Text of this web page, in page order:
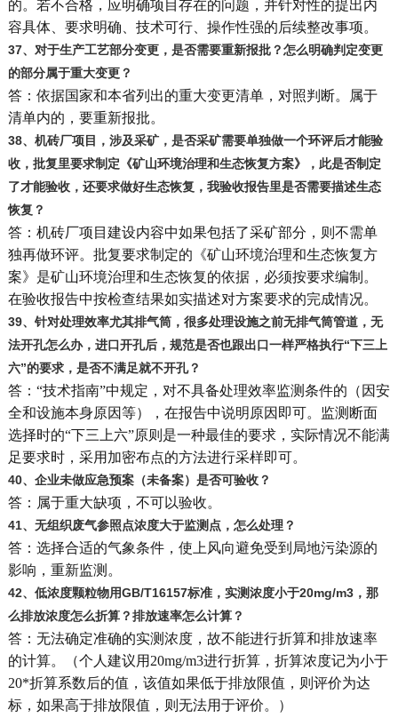
的。若不合格，应明确项目存在的问题，并针对性的提出内
容具体、要求明确、技术可行、操作性强的后续整改事项。
37、对于生产工艺部分变更，是否需要重新报批？怎么明确判定变更
的部分属于重大变更？
答：依据国家和本省列出的重大变更清单，对照判断。属于
清单内的，要重新报批。
38、机砖厂项目，涉及采矿，是否采矿需要单独做一个环评后才能验
收，批复里要求制定《矿山环境治理和生态恢复方案》，此是否制定
了才能验收，还要求做好生态恢复，我验收报告里是否需要描述生态
恢复？
答：机砖厂项目建设内容中如果包括了采矿部分，则不需单
独再做环评。批复要求制定的《矿山环境治理和生态恢复方
案》是矿山环境治理和生态恢复的依据，必须按要求编制。
在验收报告中按检查结果如实描述对方案要求的完成情况。
39、针对处理效率尤其排气筒，很多处理设施之前无排气筒管道，无
法开孔怎么办，进口开孔后，规范是否也跟出口一样严格执行“下三上
六”的要求，是否不满足就不开孔？
答：“技术指南”中规定，对不具备处理效率监测条件的（因安
全和设施本身原因等），在报告中说明原因即可。监测断面
选择时的“下三上六”原则是一种最佳的要求，实际情况不能满
足要求时，采用加密布点的方法进行采样即可。
40、企业未做应急预案（未备案）是否可验收？
答：属于重大缺项，不可以验收。
41、无组织废气参照点浓度大于监测点，怎么处理？
答：选择合适的气象条件，使上风向避免受到局地污染源的
影响，重新监测。
42、低浓度颗粒物用GB/T16157标准，实测浓度小于20mg/m3，那
么排放浓度怎么折算？排放速率怎么计算？
答：无法确定准确的实测浓度，故不能进行折算和排放速率
的计算。（个人建议用20mg/m3进行折算，折算浓度记为小于
20*折算系数后的值，该值如果低于排放限值，则评价为达
标，如果高于排放限值，则无法用于评价。）